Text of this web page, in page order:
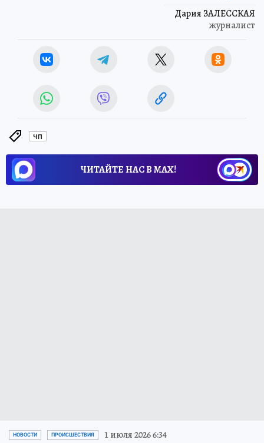
Дария ЗАЛЕССКАЯ
журналист
ЧП
ЧИТАЙТЕ НАС В МАХ!
НОВОСТИ ПРОИСШЕСТВИЯ 1 июля 2026 6:34